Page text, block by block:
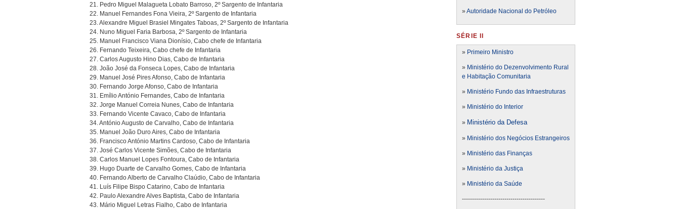
21. Pedro Miguel Malagueta Lobato Barroso, 2º Sargento de Infantaria
22. Manuel Fernandes Fona Vieira, 2º Sargento de Infantaria
23. Alexandre Miguel Brasiel Mingates Taboas, 2º Sargento de Infantaria
24. Nuno Miguel Faria Barbosa, 2º Sargento de Infantaria
25. Manuel Francisco Viana Dionísio, Cabo chefe de Infantaria
26. Fernando Teixeira, Cabo chefe de Infantaria
27. Carlos Augusto Hino Dias, Cabo de Infantaria
28. João José da Fonseca Lopes, Cabo de Infantaria
29. Manuel José Pires Afonso, Cabo de Infantaria
30. Fernando Jorge Afonso, Cabo de Infantaria
31. Emílio António Fernandes, Cabo de Infantaria
32. Jorge Manuel Correia Nunes, Cabo de Infantaria
33. Fernando Vicente Cavaco, Cabo de Infantaria
34. António Augusto de Carvalho, Cabo de Infantaria
35. Manuel João Duro Aires, Cabo de Infantaria
36. Francisco António Martins Cardoso, Cabo de Infantaria
37. José Carlos Vicente Simões, Cabo de Infantaria
38. Carlos Manuel Lopes Fontoura, Cabo de Infantaria
39. Hugo Duarte de Carvalho Gomes, Cabo de Infantaria
40. Fernando Alberto de Carvalho Claúdio, Cabo de Infantaria
41. Luís Filipe Bispo Catarino, Cabo de Infantaria
42. Paulo Alexandre Alves Baptista, Cabo de Infantaria
43. Mário Miguel Letras Fialho, Cabo de Infantaria
» Autoridade Nacional do Petróleo
SÉRIE II
» Primeiro Ministro
» Ministério do Dezenvolvimento Rural
e Habitação Comunitaria
» Ministério Fundo das Infraestruturas
» Ministério do Interior
» Ministério da Defesa
» Ministério dos Negócios Estrangeiros
» Ministério das Finanças
» Ministério da Justiça
» Ministério da Saúde
-----------------------------------------